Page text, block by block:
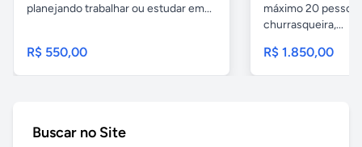
planejando trabalhar ou estudar em...
R$ 550,00
máximo 20
churrasqueira,...
R$ 1.850,00
Buscar no Site